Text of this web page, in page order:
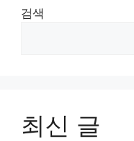
검색
최신 글